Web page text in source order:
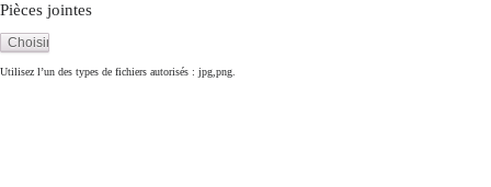
Pièces jointes
Utilisez l’un des types de fichiers autorisés : jpg,png.